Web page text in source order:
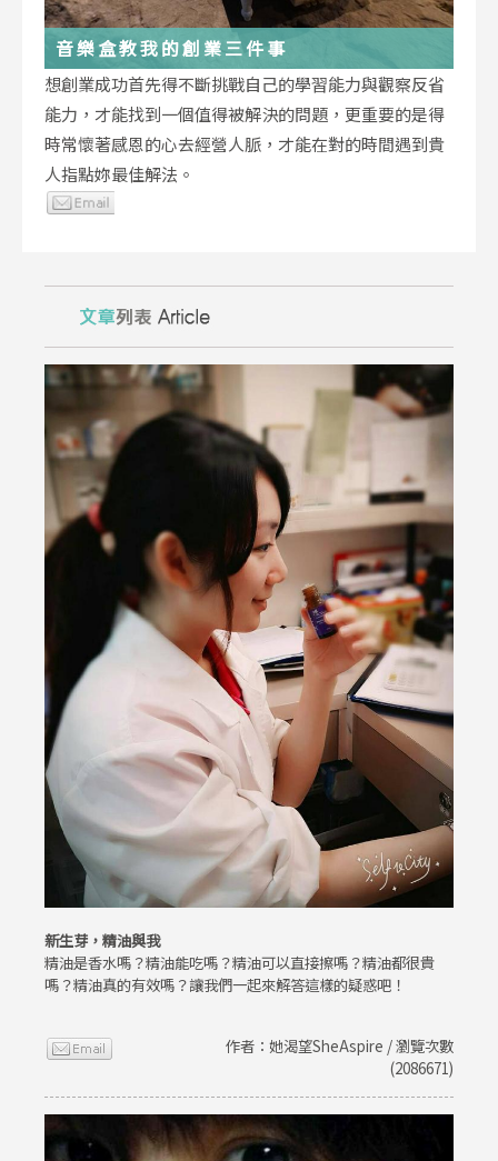
音樂盒教我的創業三件事
想創業成功首先得不斷挑戰自己的學習能力與觀察反省
能力，才能找到一個值得被解決的問題，更重要的是得
時常懷著感恩的心去經營人脈，才能在對的時間遇到貴
人指點妳最佳解法。
新生芽，精油與我
精油是香水嗎？精油能吃嗎？精油可以直接擦嗎？精油都很貴
嗎？精油真的有效嗎？讓我們一起來解答這樣的疑惑吧！
作者：她渴望SheAspire / 瀏覽次數
(2086671)